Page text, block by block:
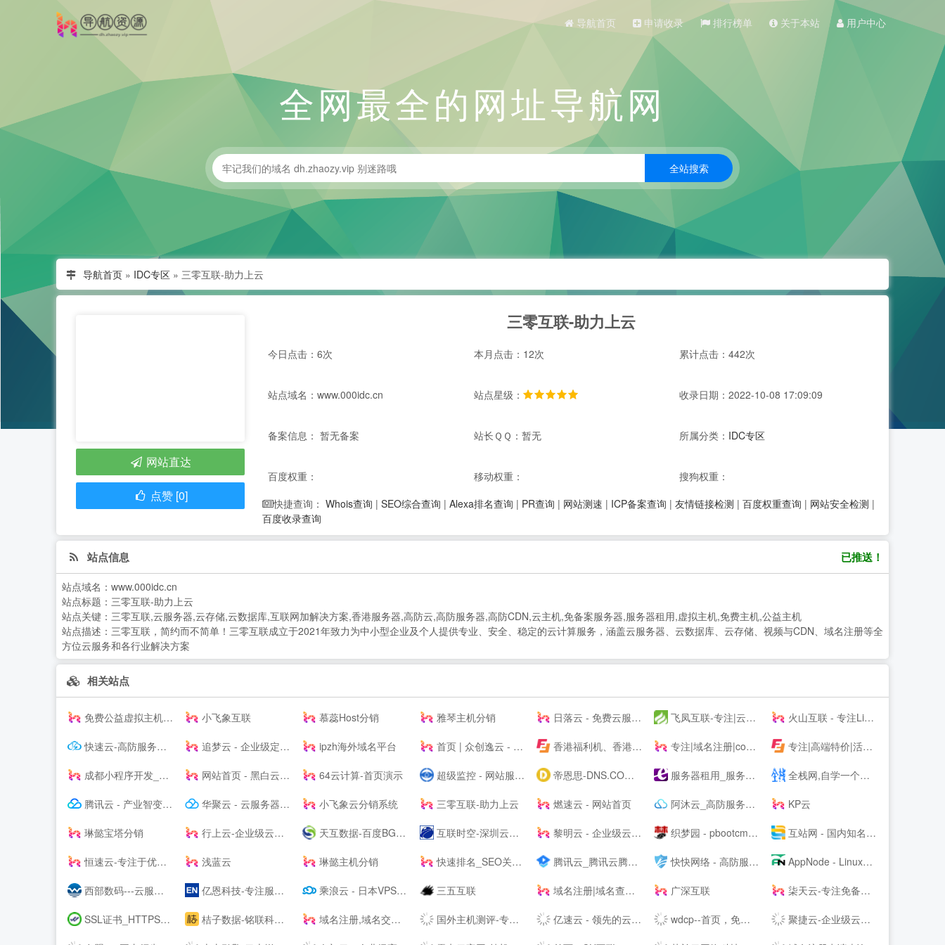
导航首页 申请收录 排行榜单 关于本站 用户中心
全网最全的网址导航网
导航首页 » IDC专区 » 三零互联-助力上云
三零互联-助力上云
今日点击：6次 本月点击：12次 累计点击：442次
站点域名：www.000idc.cn 站点星级： 收录日期：2022-10-08 17:09:09
备案信息： 暂无备案 站长ＱＱ：暂无 所属分类： IDC专区
百度权重： 移动权重： 搜狗权重：
快捷查询： Whois查询 | SEO综合查询 | Alexa排名查询 | PR查询 | 网站测速 | ICP备案查询 | 友情链接检测 | 百度权重查询 | 网站安全检测 |
百度收录查询
网站直达
点赞 [0]
站点信息 已推送！
站点域名： www.000idc.cn
站点标题： 三零互联-助力上云
站点关键： 三零互联,云服务器,云存储,云数据库,互联网加解决方案,香港服务器,高防云,高防服务器,高防CDN,云主机,免备案服务器,服务器租用,虚拟主机,免费主机,公益主机
站点描述： 三零互联，简约而不简单！三零互联成立于2021年致力为中小型企业及个人提供专业、安全、稳定的云计算服务，涵盖云服务器、云数据库、云存储、视频与CDN、域名注册等全
方位云服务和各行业解决方案
相关站点
免费公益虚拟主机|雷电云互联-公益挂机宝_公益vps挂机宝_公益云电脑_3元挂机宝_4元挂机宝_低价挂机宝_低价云电脑_5元挂机宝_达龙云电脑-挂机宝官网 小飞象互联 慕蕊Host分销 雅琴主机分销 日落云 - 免费云服务器免费主机专注优质云服务 飞凤互联-专注|云主机|云空间|vps主机|拨号vps|虚拟主机|挂机宝|电信服务器|香港服务器 火山互联 - 专注Linux应用,弹性云主机 - 四川火山互联信息科技有限责任公司
快速云-高防服务器租用秒解-香港vps-香港云服务器-江苏高防BGP服务器租用-快速云 追梦云 - 企业级定制高防云服务器、虚拟主机、服务器租用托管服务提供商 ipzh海外域名平台 首页 | 众创逸云 - 为全民开发者而生的专业云服务器 香港福利机、香港云服务器、美国站群VPS及物理主机提供商 专注|域名注册|com域名|cn域名|vip域名|pw域名|优质域名|无限空间|免费试用|ssl证书|-飞凤互联 专注|高端特价|活动主机| 无套路|续费同价|等主机服务器产品 - 飞凤互联
成都小程序开发_网站建设_小程序制作_自助建站_软件开发 - ⎛赤七互联⎞ 网站首页 - 黑白云-用心服务 64云计算-首页演示 超级监控 - 网站服务器数据监控服务商 帝恩思-DNS.COM：DNS综合服务提供商-免费DNS解析-云解析-高防CDN-DNS劫持-SSL证书-网站劫持检测-宕机监控-云服务器ECS 服务器租用_服务器托管_虚拟主机_云主机_vps-紫田网络 全栈网,自学一个全栈工程师
腾讯云 - 产业智变 云启未来 华聚云 - 云服务器租用提供商 小飞象云分销系统 三零互联-助力上云 燃速云 - 网站首页 阿沐云_高防服务器_香港服务器_高性价比云计算产品 KP云
琳懿宝塔分销 行上云-企业级云服务器-虚拟云主机-高防服务器租用托管服务商 天互数据-百度BGP高防机房与云服务器租用托管服务中心！ 互联时空-深圳云主机,云服务器租用,深圳H5网站建设,域名注册,企业建站,小程序制作,服务器租用 黎明云 - 企业级云服务器、服务器租用托管服务提供商 织梦园 - pbootcms模板_云优模板_Wordpress主题模板_网站模板下载站 互站网 - 国内知名的网站交易、源码交易、域名交易服务中心
恒速云-专注于优质美国香港云服务器 浅蓝云 琳懿主机分销 快速排名_SEO关键词优化_SEO网站优化平台「推否SEO」 腾讯云_腾讯云腾讯课堂-- 快快网络 - 高防服务器租用,DDOS高防清洗,高防BGP服务器 AppNode - Linux服务器集群管理面板
西部数码---云服务器-虚拟主机-域名注册,20年知名云服务商！ 亿恩科技-专注服务器托管22年 乘浪云 - 日本VPS_美国VPS_香港云主机_美国服务器_Linode日本东京 三五互联 域名注册|域名查询|域名申请|虚拟主机|企业邮箱|网站建设|云主机|网站安全证书|CA证书|尽在阳光互联 广深互联 柒天云-专注免备案云主机vps服务器|美国高防香港vps|高防cdn|高防主机空间|就上柒天云
SSL证书_HTTPS加密_国密SSL数字证书 - 沃通CA【--】 桔子数据-铭联科技-企业级云服务器、虚拟主机、服务器租用托管服务提供商-桔子数据 域名注册,域名交易,虚拟主机,企业建站和企业邮箱-GoDaddy中文站 国外主机测评-专注国外VPS_云服务器_独立服务器_国外主机_外贸主机 亿速云 - 领先的云服务器、高防服务器、香港服务器云计算服务商！ wdcp--首页，免费好用易用的Linux服务器云主机管理系统面板 聚捷云-企业级云服务器、虚拟主机、服务器租用托管服务提供商